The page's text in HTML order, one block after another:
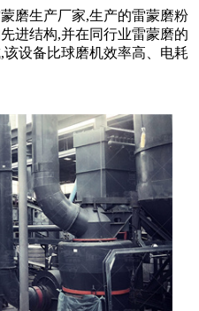
磨生产厂家,生产的雷蒙磨粉
进结构,并在同行业雷蒙磨的
设备比球磨机效率高、电耗